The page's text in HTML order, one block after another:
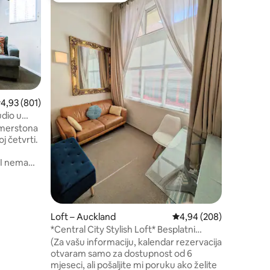
ocjena: 4,93/5, recenzija: 801
4,93 (801)
u
četvrti.
nema
Loft – Auckland Prosječna ocjena:
4,94 (208)
*Central City Stylish Loft* Besplatni
neograničeni Wi-Fi
(Za vašu informaciju, kalendar rezervacija
otvaram samo za dostupnost od 6
mjeseci, ali pošaljite mi poruku ako želite